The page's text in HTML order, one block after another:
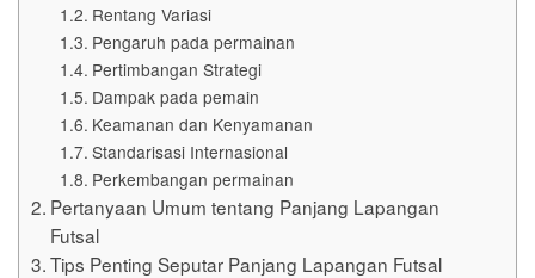
Rentang Variasi
Pengaruh pada permainan
Pertimbangan Strategi
Dampak pada pemain
Keamanan dan Kenyamanan
Standarisasi Internasional
Perkembangan permainan
Pertanyaan Umum tentang Panjang Lapangan
Futsal
Tips Penting Seputar Panjang Lapangan Futsal